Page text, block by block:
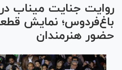
روایت جنایت میناب در
باغ‌فردوس؛ نمایش
حضور هنرمندان